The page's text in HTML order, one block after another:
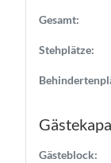
Gesamt:
Stehplätze:
Gästeblock: